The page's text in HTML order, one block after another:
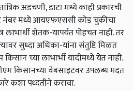
अडचणी, डाटा मध्ये काही प्रकारची
मध्ये आयएफएससी कोड चुकीचा
लाभार्थी शेतक-यापर्यंत पोहचत नाही. तर
सुध्दा अधिका-यांना संतुष्टि मिळत
च्या लाभार्भी यादीमध्ये येेत नाही.
किसानच्या वेबसाइटवर उपलब्ध मदत
कशा पध्दतीने करावा.